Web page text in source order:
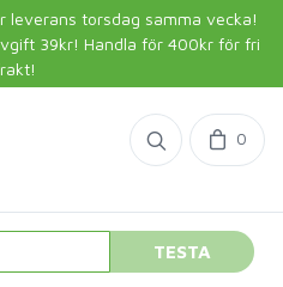
leverans torsdag samma vecka!
39kr! Handla för 400kr för fri
0
TESTA